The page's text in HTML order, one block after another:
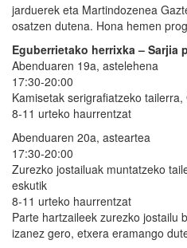
jarduerek eta Martindozenea
osatzen dutena. Hona hemen
Eguberrietako herrixka – Sarjia
Abenduaren 19a, astelehena
17:30-20:00
Kamisetak serigrafiatzeko tailerra,
8-11 urteko haurrentzat
Abenduaren 20a, asteartea
17:30-20:00
Zurezko jostailuak muntatzeko
eskutik
8-11 urteko haurrentzat
Parte hartzaileek zurezko jostailu
izanez gero, etxera eramango